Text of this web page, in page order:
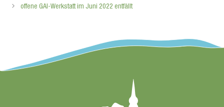
offene GAI-Werkstatt im Juni 2022 entfällt